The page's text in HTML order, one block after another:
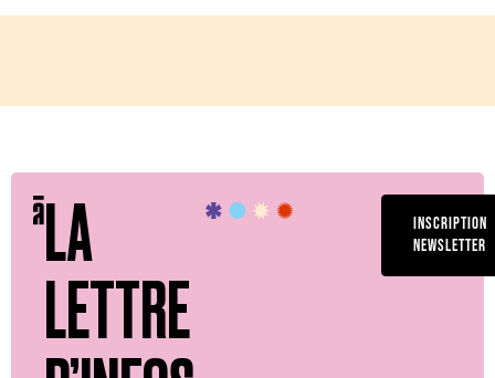
LA
LETTRE
INSCRIPTION
NEWSLETTER